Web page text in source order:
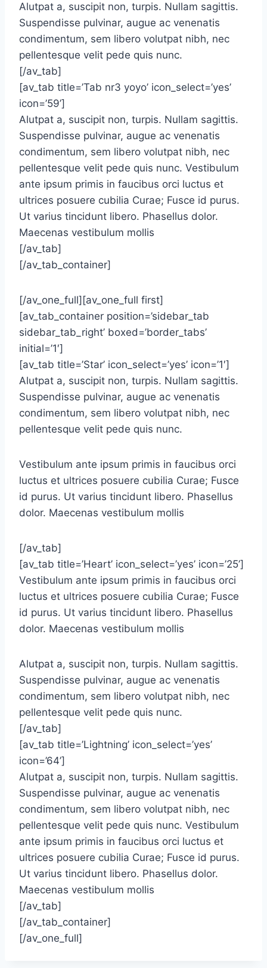
Alutpat a, suscipit non, turpis. Nullam sagittis.
Suspendisse pulvinar, augue ac venenatis
condimentum, sem libero volutpat nibh, nec
pellentesque velit pede quis nunc.
[/av_tab]
[av_tab title=’Tab nr3 yoyo’ icon_select=’yes’
icon=’59’]
Alutpat a, suscipit non, turpis. Nullam sagittis.
Suspendisse pulvinar, augue ac venenatis
condimentum, sem libero volutpat nibh, nec
pellentesque velit pede quis nunc. Vestibulum
ante ipsum primis in faucibus orci luctus et
ultrices posuere cubilia Curae; Fusce id purus.
Ut varius tincidunt libero. Phasellus dolor.
Maecenas vestibulum mollis
[/av_tab]
[/av_tab_container]
[/av_one_full][av_one_full first]
[av_tab_container position=’sidebar_tab
sidebar_tab_right’ boxed=’border_tabs’
initial=’1′]
[av_tab title=’Star’ icon_select=’yes’ icon=’1′]
Alutpat a, suscipit non, turpis. Nullam sagittis.
Suspendisse pulvinar, augue ac venenatis
condimentum, sem libero volutpat nibh, nec
pellentesque velit pede quis nunc.
Vestibulum ante ipsum primis in faucibus orci
luctus et ultrices posuere cubilia Curae; Fusce
id purus. Ut varius tincidunt libero. Phasellus
dolor. Maecenas vestibulum mollis
[/av_tab]
[av_tab title=’Heart’ icon_select=’yes’ icon=’25’]
Vestibulum ante ipsum primis in faucibus orci
luctus et ultrices posuere cubilia Curae; Fusce
id purus. Ut varius tincidunt libero. Phasellus
dolor. Maecenas vestibulum mollis
Alutpat a, suscipit non, turpis. Nullam sagittis.
Suspendisse pulvinar, augue ac venenatis
condimentum, sem libero volutpat nibh, nec
pellentesque velit pede quis nunc.
[/av_tab]
[av_tab title=’Lightning’ icon_select=’yes’
icon=’64’]
Alutpat a, suscipit non, turpis. Nullam sagittis.
Suspendisse pulvinar, augue ac venenatis
condimentum, sem libero volutpat nibh, nec
pellentesque velit pede quis nunc. Vestibulum
ante ipsum primis in faucibus orci luctus et
ultrices posuere cubilia Curae; Fusce id purus.
Ut varius tincidunt libero. Phasellus dolor.
Maecenas vestibulum mollis
[/av_tab]
[/av_tab_container]
[/av_one_full]